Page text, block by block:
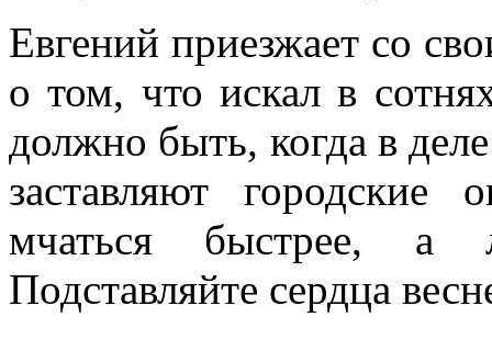
Евгений приезжает со
о том, что искал в
должно быть, когда в
заставляют
мчаться быстрее, а
Подставляйте сердца